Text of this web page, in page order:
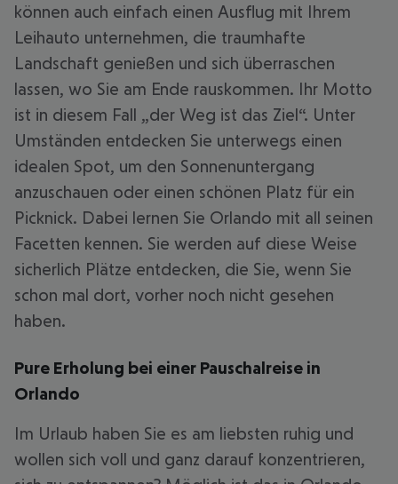
können auch einfach einen Ausflug mit Ihrem
Leihauto unternehmen, die traumhafte
Landschaft genießen und sich überraschen
lassen, wo Sie am Ende rauskommen. Ihr Motto
ist in diesem Fall „der Weg ist das Ziel“. Unter
Umständen entdecken Sie unterwegs einen
idealen Spot, um den Sonnenuntergang
anzuschauen oder einen schönen Platz für ein
Picknick. Dabei lernen Sie Orlando mit all seinen
Facetten kennen. Sie werden auf diese Weise
sicherlich Plätze entdecken, die Sie, wenn Sie
schon mal dort, vorher noch nicht gesehen
haben.
Pure Erholung bei einer Pauschalreise in
Orlando
Im Urlaub haben Sie es am liebsten ruhig und
wollen sich voll und ganz darauf konzentrieren,